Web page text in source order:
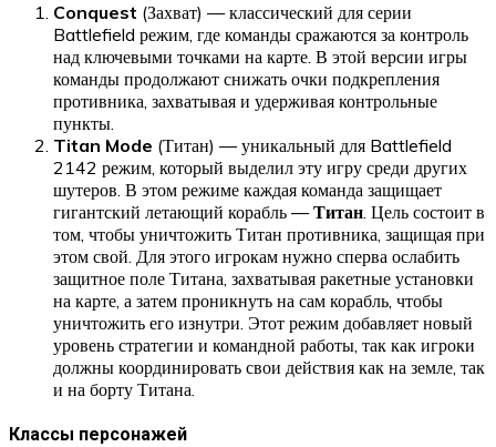
Conquest (Захват) — классический для серии
Battlefield режим, где команды сражаются за контроль
над ключевыми точками на карте. В этой версии игры
команды продолжают снижать очки подкрепления
противника, захватывая и удерживая контрольные
пункты.
Titan Mode (Титан) — уникальный для Battlefield
2142 режим, который выделил эту игру среди других
шутеров. В этом режиме каждая команда защищает
гигантский летающий корабль —Титан. Цель состоит в
том, чтобы уничтожить Титан противника, защищая при
этом свой. Для этого игрокам нужно сперва ослабить
защитное поле Титана, захватывая ракетные установки
на карте, а затем проникнуть на сам корабль, чтобы
уничтожить его изнутри. Этот режим добавляет новый
уровень стратегии и командной работы, так как игроки
должны координировать свои действия как на земле, так
и на борту Титана.
Классы персонажей